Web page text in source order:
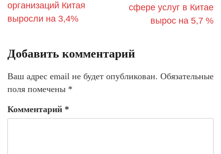
организаций Китая
выросли на 3,4%
сфере услуг в Китае
вырос на 5,7 %
Добавить комментарий
Ваш адрес email не будет опубликован. Обязательные
поля помечены *
Комментарий *